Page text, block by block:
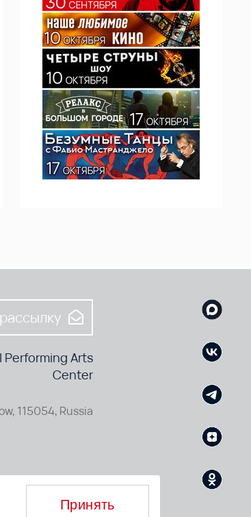
Arts
Center
115054, Russia
Принять